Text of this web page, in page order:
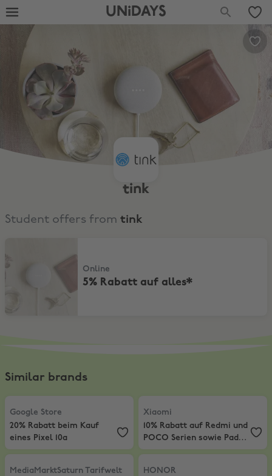
UNiDAYS
tink
Student offers from tink
Online
5% Rabatt auf alles*
Similar brands
Google Store
20% Rabatt beim Kauf eines Pixel 10a
Google Store
20% Rabatt beim Kauf
eines Pixel 10a
Xiaomi
10% Rabatt auf Redmi
Xiaomi
10% Rabatt auf Redmi und
POCO Serien sowie Pad-
Produkte
MediaMarktSaturn Tarifwelt
Xiaomi Smartphones zum
MediaMarktSaturn Tarifwelt
HONOR
HONOR